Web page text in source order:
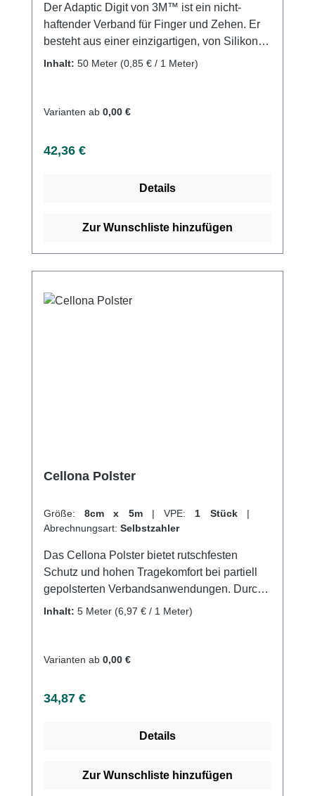
Der Adaptic Digit von 3M™ ist ein nicht-
haftender Verband für Finger und Zehen. Er
besteht aus einer einzigartigen, von Silikon
ummantelten Kontaktschicht, die nicht an der
Anwendung an Fingern und Zehen konzipiert
Schere erforderlich sind. Dank seiner
Beschaffenheit ermöglicht der Adaptic Digit
Fuß, ohne dass er sich mit der Wunde
vorzunehmen. Weitere Vorteile des Verbands
Inhalt: 50 Meter (0,85 € / 1 Meter)
Varianten ab 0,00 €
Regulärer Preis:
42,36 €
Details
Zur Wunschliste hinzufügen
Cellona Polster
Größe: 8cm x 5m | VPE: 1 Stück |
Abrechnungsart: Selbstzahler
Das Cellona Polster bietet rutschfesten
Schutz und hohen Tragekomfort bei partiell
gepolsterten Verbandsanwendungen. Durch
seine luftdurchlässige, selbstklebende
Druckstellen. Es ist in verschiedenen Größen
Polyester, 30% Polypropylen und 20%
Herstellers Kaufen Sie jetzt Cellona Polster
unserem schnellen Versand und unserem
Inhalt: 5 Meter (6,97 € / 1 Meter)
Varianten ab 0,00 €
Regulärer Preis:
34,87 €
Details
Zur Wunschliste hinzufügen